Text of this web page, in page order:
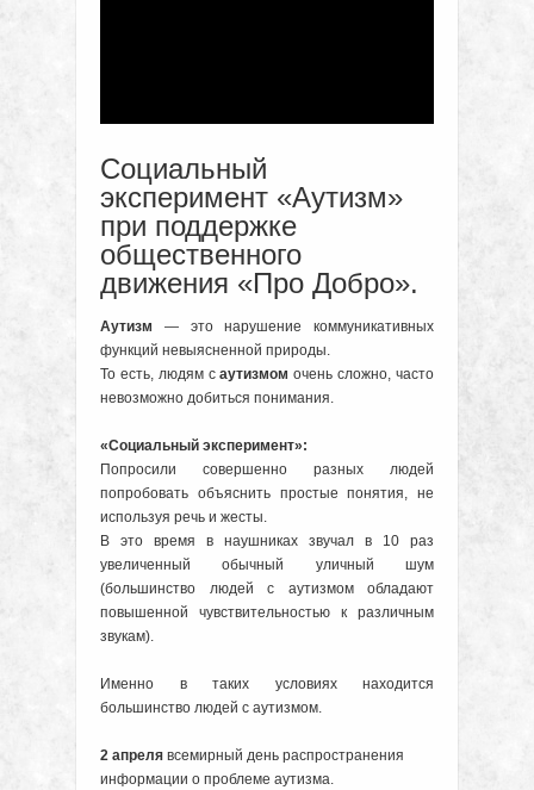
Социальный
эксперимент «Аутизм»
при поддержке
общественного
движения «Про Добро».
Аутизм — это нарушение коммуникативных
функций невыясненной природы.
То есть, людям саутизмом очень сложно, часто
невозможно добиться понимания.
«Социальный эксперимент»:
Попросили совершенно разных людей
попробовать объяснить простые понятия, не
используя речь и жесты.
В это время в наушниках звучал в 10 раз
увеличенный обычный уличный шум
(большинство людей с аутизмом обладают
повышенной чувствительностью к различным
звукам).
Именно в таких условиях находится
большинство людей с аутизмом.
2 апреля всемирный день распространения
информации о проблеме аутизма.